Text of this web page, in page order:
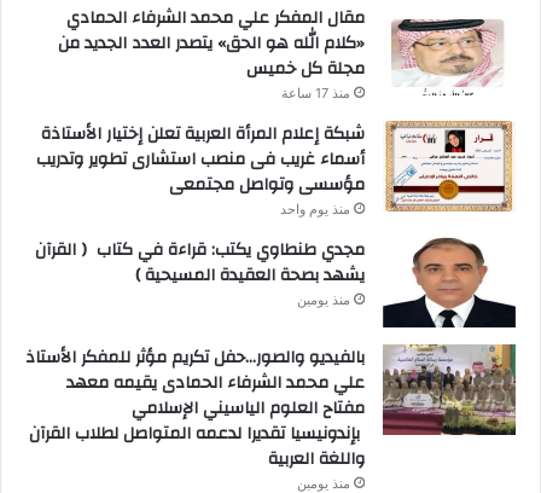
مقال المفكر علي محمد الشرفاء الحمادي
«كلام الله هو الحق» يتصدر العدد الجديد من
مجلة كل خميس
منذ 17 ساعة
شبكة إعلام المرأة العربية تعلن إختيار الأستاذة
أسماء غريب فى منصب استشارى تطوير وتدريب
مؤسسى وتواصل مجتمعى
منذ يوم واحد
مجدي طنطاوي يكتب: قراءة في كتاب ( القرآن
يشهد بصحة العقيدة المسيحية )
منذ يومين
بالفيديو والصور…حفل تكريم مؤثر للمفكر الأستاذ
علي محمد الشرفاء الحمادى يقيمه معهد
مفتاح العلوم الياسيني الإسلامي
بإندونيسيا تقديرا لدعمه المتواصل لطلاب القرآن
واللغة العربية
منذ يومين